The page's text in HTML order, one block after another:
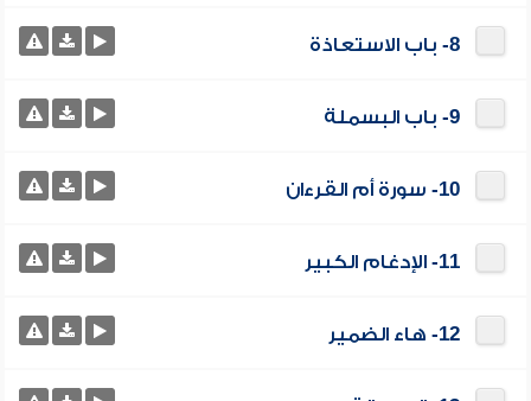
8- باب الاستعاذة
9- باب البسملة
10- سورة أم القرءان
11- الإدغام الكبير
12- هاء الضمير